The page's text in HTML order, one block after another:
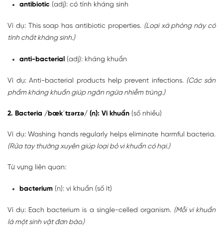
antibiotic (adj): có tính kháng sinh
Ví dụ: This soap has antibiotic properties. (Loại xà phòng này có
tính chất kháng sinh.)
anti-bacterial (adj): kháng khuẩn
Ví dụ: Anti-bacterial products help prevent infections. (Các sản
phẩm kháng khuẩn giúp ngăn ngừa nhiễm trùng.)
2. Bacteria /bækˈtɪərɪə/ (n): Vi khuẩn (số nhiều)
Ví dụ: Washing hands regularly helps eliminate harmful bacteria.
(Rửa tay thường xuyên giúp loại bỏ vi khuẩn có hại.)
Từ vựng liên quan:
bacterium (n): vi khuẩn (số ít)
Ví dụ: Each bacterium is a single-celled organism. (Mỗi vi khuẩn
là một sinh vật đơn bào.)